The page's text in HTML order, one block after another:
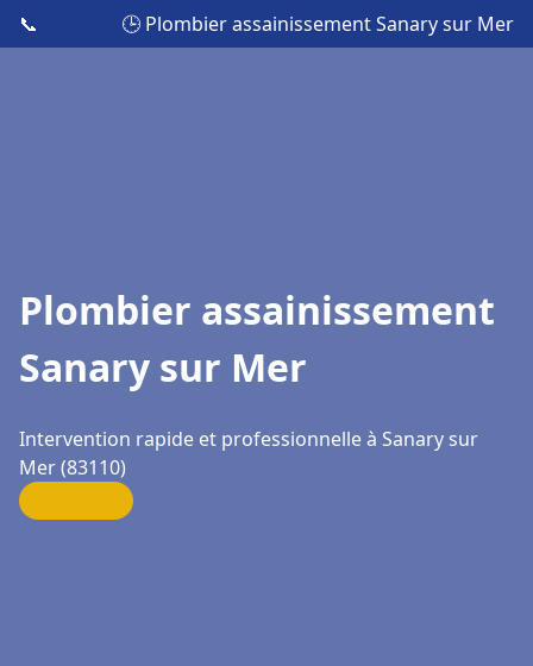
📞 🕒 Plombier assainissement Sanary sur Mer
Plombier assainissement
Sanary sur Mer
Intervention rapide et professionnelle à Sanary sur
Mer (83110)